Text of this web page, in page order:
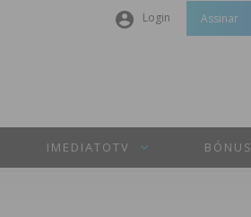
Login
Senha
Assinar
IMEDIATOTV BÓNUS